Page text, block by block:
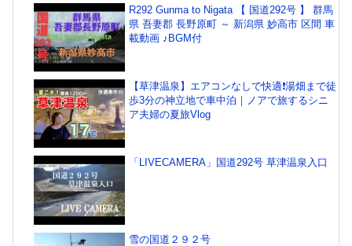
R292 Gunma to Nigata 【 国道292号 】 群馬
県 吾妻郡 長野原町 ～ 新潟県 妙高市 区間 車
載動画 ♪BGM付
【草津温泉】エアコンなしで快適❗️湯畑まで徒
歩3分の神立地で車中泊｜ノアで旅するシニ
ア夫婦の夏旅Vlog
「LIVECAMERA」国道292号 草津温泉入口
雪の国道２９２号